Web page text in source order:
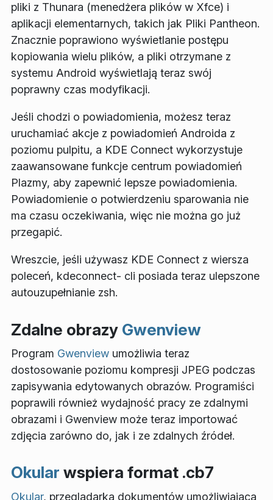
pliki z Thunara (menedżera plików w Xfce) i
aplikacji elementarnych, takich jak Pliki Pantheon.
Znacznie poprawiono wyświetlanie postępu
kopiowania wielu plików, a pliki otrzymane z
systemu Android wyświetlają teraz swój
poprawny czas modyfikacji.
Jeśli chodzi o powiadomienia, możesz teraz
uruchamiać akcje z powiadomień Androida z
poziomu pulpitu, a KDE Connect wykorzystuje
zaawansowane funkcje centrum powiadomień
Plazmy, aby zapewnić lepsze powiadomienia.
Powiadomienie o potwierdzeniu sparowania nie
ma czasu oczekiwania, więc nie można go już
przegapić.
Wreszcie, jeśli używasz KDE Connect z wiersza
poleceń, kdeconnect- cli posiada teraz ulepszone
autouzupełnianie zsh.
Zdalne obrazy Gwenview
Program Gwenview umożliwia teraz
dostosowanie poziomu kompresji JPEG podczas
zapisywania edytowanych obrazów. Programiści
poprawili również wydajność pracy ze zdalnymi
obrazami i Gwenview może teraz importować
zdjęcia zarówno do, jak i ze zdalnych źródeł.
Okular wspiera format .cb7
Okular, przeglądarka dokumentów umożliwiająca